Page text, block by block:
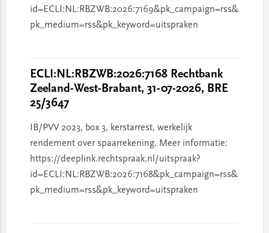
id=ECLI:NL:RBZWB:2026:7169&pk_campaign=rss&
pk_medium=rss&pk_keyword=uitspraken
ECLI:NL:RBZWB:2026:7168 Rechtbank
Zeeland-West-Brabant, 31-07-2026, BRE
25/3647
IB/PVV 2023, box 3, kerstarrest, werkelijk
rendement over spaarrekening. Meer informatie:
https://deeplink.rechtspraak.nl/uitspraak?
id=ECLI:NL:RBZWB:2026:7168&pk_campaign=rss&
pk_medium=rss&pk_keyword=uitspraken